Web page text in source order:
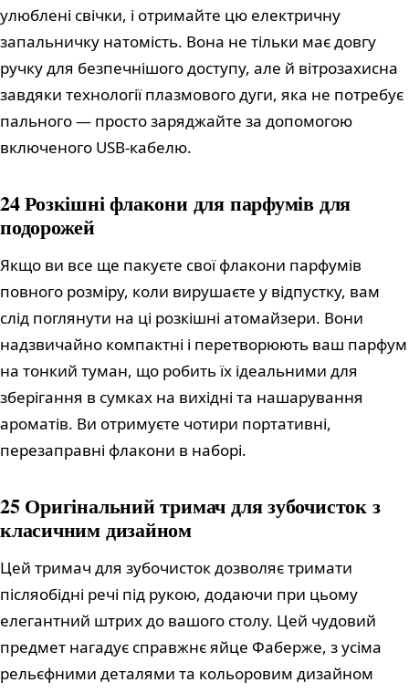
улюблені свічки, і отримайте цю електричну
запальничку натомість. Вона не тільки має довгу
ручку для безпечнішого доступу, але й вітрозахисна
завдяки технології плазмового дуги, яка не потребує
пального — просто заряджайте за допомогою
включеного USB-кабелю.
24 Розкішні флакони для парфумів для
подорожей
Якщо ви все ще пакуєте свої флакони парфумів
повного розміру, коли вирушаєте у відпустку, вам
слід поглянути на ці розкішні атомайзери. Вони
надзвичайно компактні і перетворюють ваш парфум
на тонкий туман, що робить їх ідеальними для
зберігання в сумках на вихідні та нашарування
ароматів. Ви отримуєте чотири портативні,
перезаправні флакони в наборі.
25 Оригінальний тримач для зубочисток з
класичним дизайном
Цей тримач для зубочисток дозволяє тримати
післяобідні речі під рукою, додаючи при цьому
елегантний штрих до вашого столу. Цей чудовий
предмет нагадує справжнє яйце Фаберже, з усіма
рельєфними деталями та кольоровим дизайном